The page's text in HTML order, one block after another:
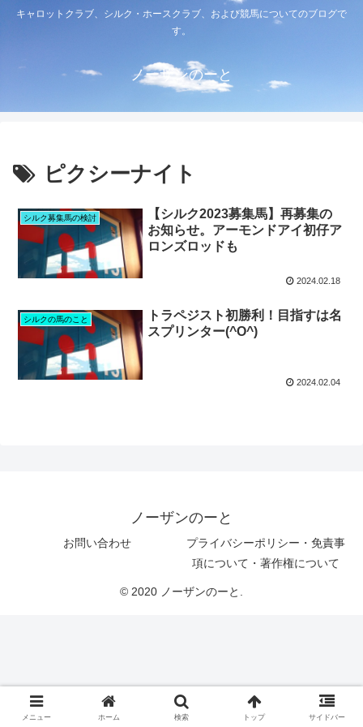
キャロットクラブ、シルク・ホースクラブ、および競馬についてのブログで
す。
ノーザンのーと
ピクシーナイト
シルク募集馬の検討
【シルク2023募集馬】再募集の
お知らせ。アーモンドアイ初仔ア
ロンズロッドも
2024.02.18
シルクの馬のこと
トラペジスト初勝利！目指すは名
スプリンター(^O^)
2024.02.04
ノーザンのーと
お問い合わせ
プライバシーポリシー・免責事
項について・著作権について
© 2020 ノーザンのーと.
メニュー ホーム 検索 トップ サイドバー